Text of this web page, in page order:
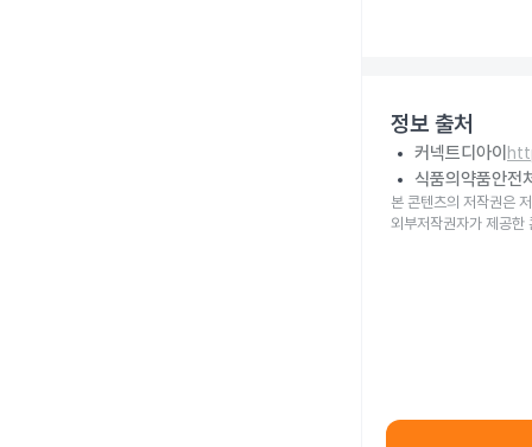
정보 출처
커넥트디아이
식품의약품안전
본 콘텐츠의 저작권은
외부저작권자가 제공한